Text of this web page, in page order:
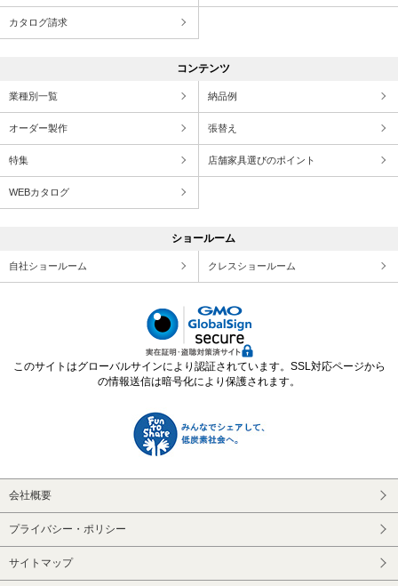
カタログ請求
コンテンツ
業種別一覧 納品例
オーダー製作 張替え
特集 店舗家具選びのポイント
WEBカタログ
ショールーム
自社ショールーム クレスショールーム
このサイトはグローバルサインにより認証されています。SSL対応ページから
の情報送信は暗号化により保護されます。
会社概要
プライバシー・ポリシー
サイトマップ